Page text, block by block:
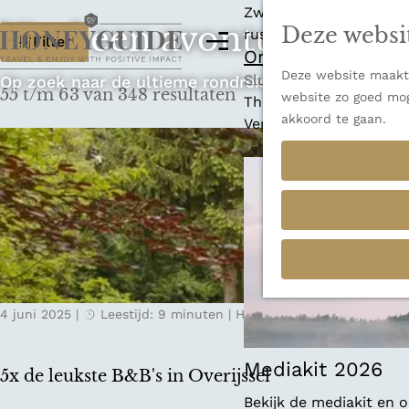
Deze
Deze website
website zo goed
akkoord te gaan.
G
a
a
a
r
d
e
h
o
m
e
a
g
M
e
n
u
Zwitserland is
rust en
Ontdek alle
Sluiten
Thema's
Verborgen parels
Terug Ons verhaal
Mediakit 2026
Bekijk de mediakit en
Vind een avontuur dat
Op zoek naar de ultieme rondreis, een stedentrip
W
a
t
z
o
e
k
j
e
Filter
55 t/m 63 van 348 resultaten
5x de leukste B&B's in Overijssel
4 juni 2025 | Leestijd: 9 minuten | Hannah-Grethe